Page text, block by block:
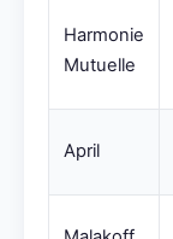
Harmonie
Mutuelle
April